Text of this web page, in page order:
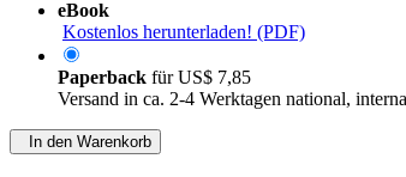
eBook
Kostenlos herunterladen! (PDF)
Paperback fürUS$ 7,85
Versand in ca. 2-4 Werktagen national,
In den Warenkorb